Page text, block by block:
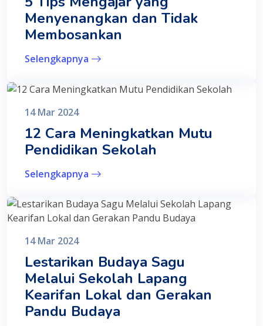
Menyenangkan dan Tidak
Membosankan
Selengkapnya
14 Mar 2024
12 Cara Meningkatkan Mutu
Pendidikan Sekolah
Selengkapnya
14 Mar 2024
Lestarikan Budaya Sagu
Melalui Sekolah Lapang
Kearifan Lokal dan Gerakan
Pandu Budaya